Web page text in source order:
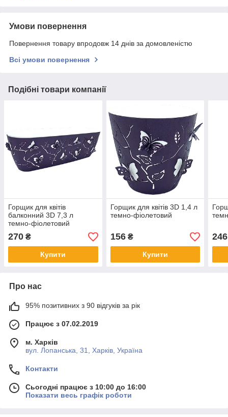
Умови повернення
Повернення товару впродовж 14 днів за домовленістю
Всі умови повернення
Подібні товари компанії
Горщик для квітів
балконний 3D 7,3 л
темно-фіолетовий
270 ₴
Купити
Горщик для квітів 3D 1,4 л
темно-фіолетовий
156₴
Купити
246
Про нас
95% позитивних з 90 відгуків за рік
Працює з 07.02.2019
м. Харків
вул. Лопанська, 31, Харків, Україна
Контакти
Сьогодні працює з 10:00 до 16:00
Показати весь графік роботи